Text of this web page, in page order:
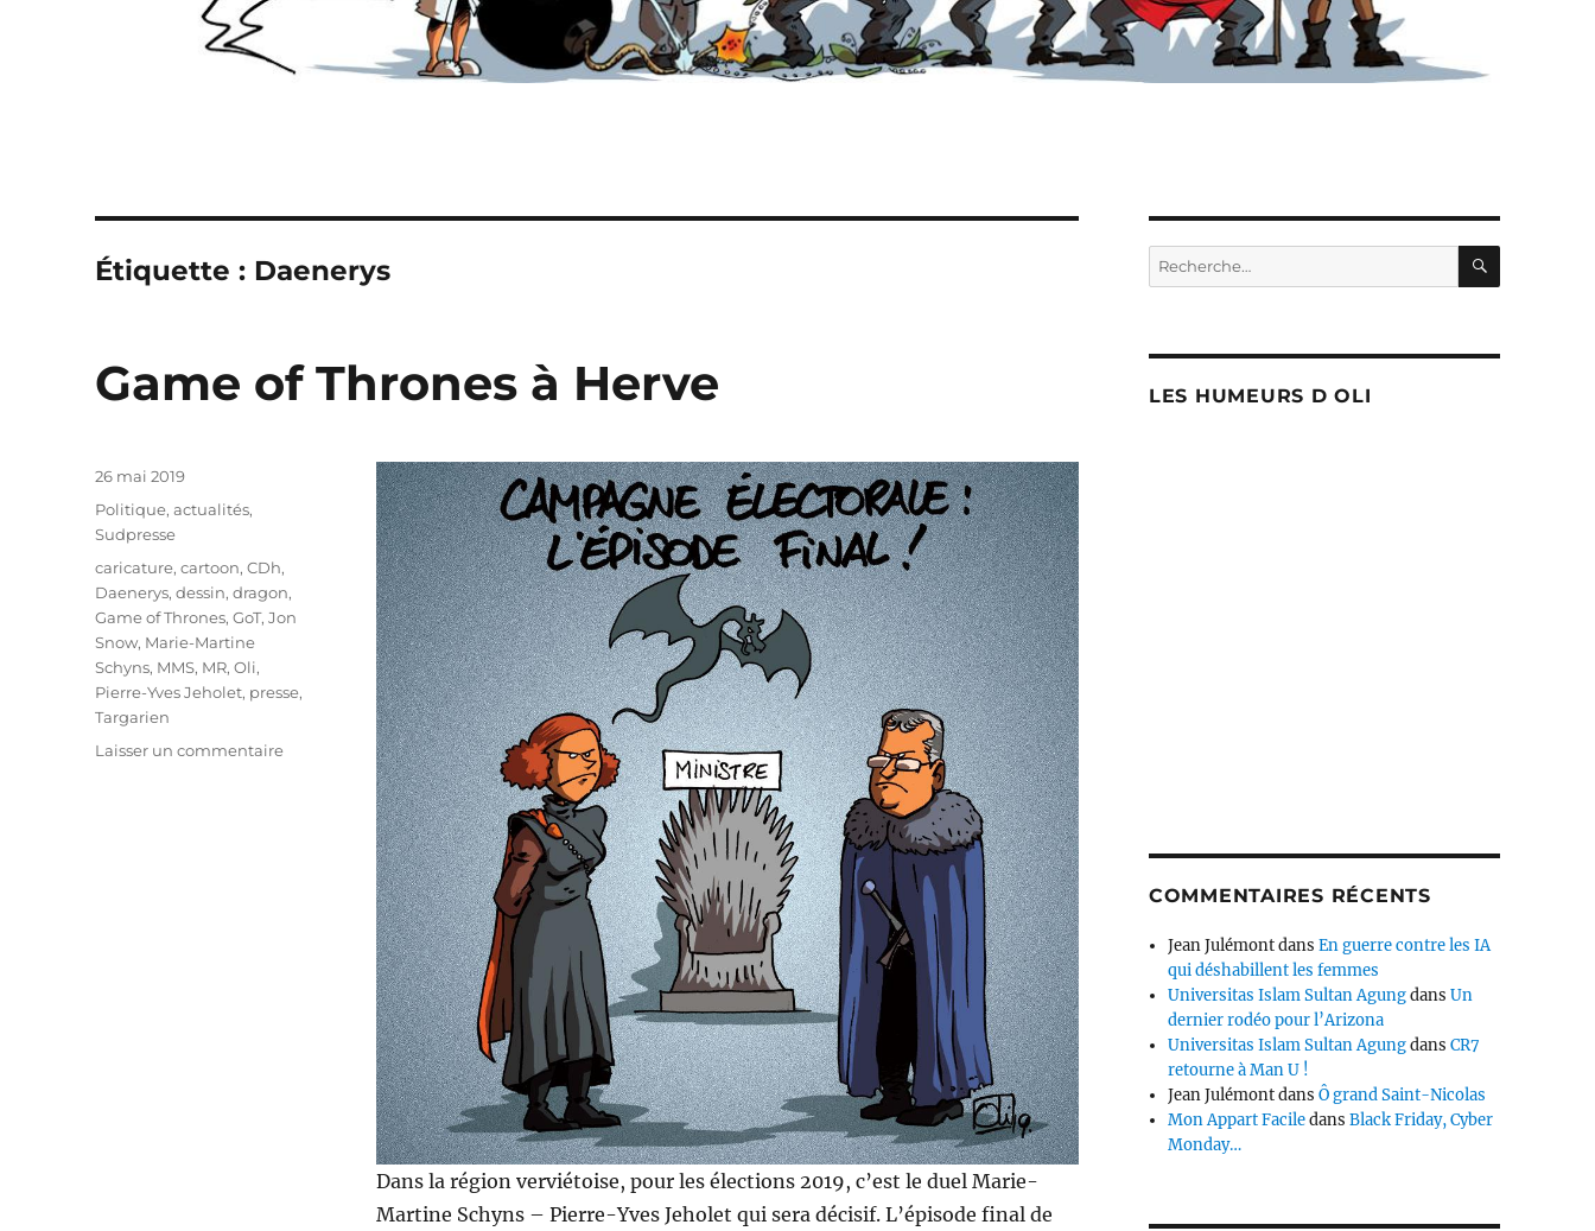
Étiquette : Daenerys
Game of Thrones à Herve
Dans la région verviétoise, pour les élections 2019, c’est le duel Marie-
Martine Schyns – Pierre-Yves Jeholet qui sera décisif. L’épisode final de
Publié
26 mai 2019
Catégories
Politique, actualités,
Sudpresse
Étiquettes
caricature,cartoon,CDh,
Daenerys,dessin,dragon,
Game of Thrones,GoT,Jon
Snow, Marie-Martine
Schyns, MMS, MR,Oli,
Pierre-Yves Jeholet, presse,
Targarien
Laisser un commentairesur
Recherche
pour :
LES HUMEURS D OLI
COMMENTAIRES RÉCENTS
Jean JulémontdansEn guerre contre les IA
qui déshabillent les femmes
Universitas Islam Sultan AgungdansUn
dernier rodéo pour l’Arizona
Universitas Islam Sultan AgungdansCR7
retourne à Man U !
Jean JulémontdansÔ grand Saint-Nicolas
Mon Appart FaciledansBlack Friday, Cyber
Monday…